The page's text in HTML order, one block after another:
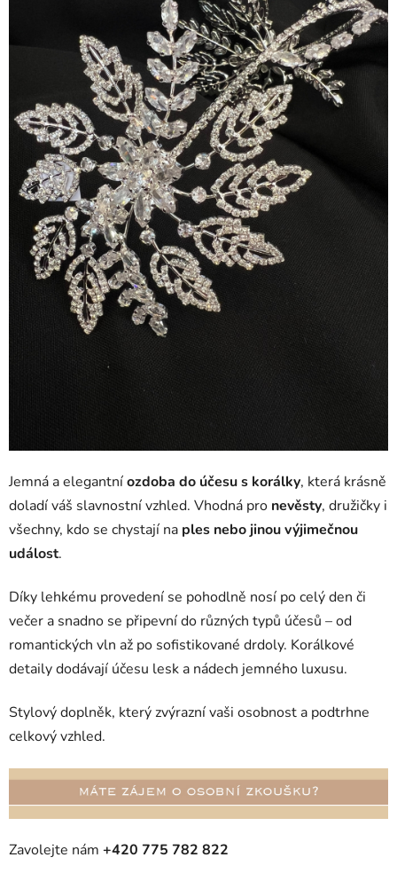
Jemná a elegantníozdoba do účesu s korálky, která krásně
doladí váš slavnostní vzhled. Vhodná pro nevěsty, družičky i
všechny, kdo se chystají na ples nebo jinou výjimečnou
událost.
Díky lehkému provedení se pohodlně nosí po celý den či
večer a snadno se připevní do různých typů účesů – od
romantických vln až po sofistikované drdoly. Korálkové
detaily dodávají účesu lesk a nádech jemného luxusu.
Stylový doplněk, který zvýrazní vaši osobnost a podtrhne
celkový vzhled.
Zavolejte nám +420 775 782 822